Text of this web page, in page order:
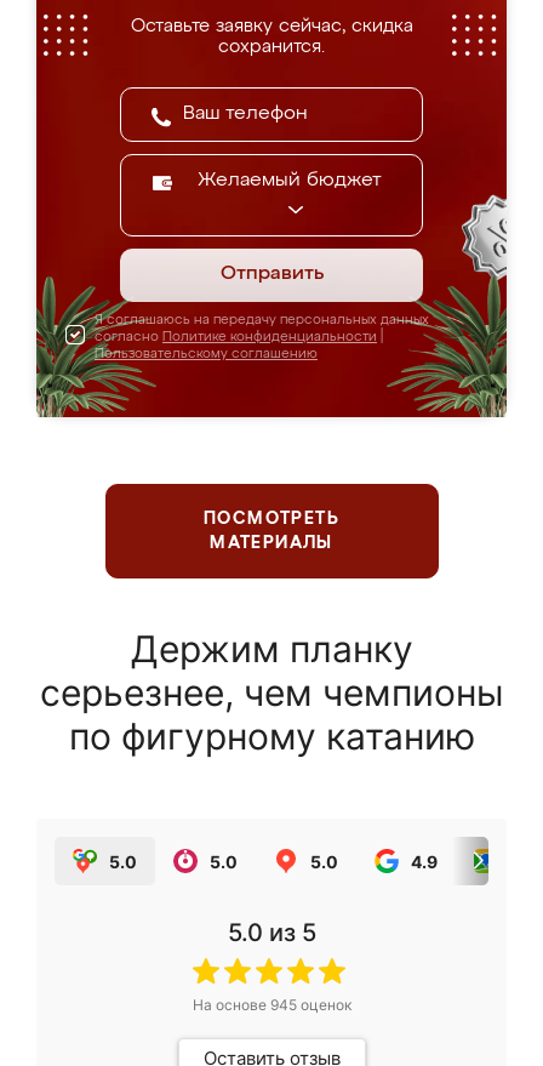
Оставьте заявку сейчас, скидка
сохранится.
Желаемый бюджет
Отправить
Я соглашаюсь на передачу персональных данных
согласно Политике конфиденциальности
Пользовательскому соглашению
ПОСМОТРЕТЬ
МАТЕРИАЛЫ
Держим планку
серьезнее, чем чемпионы
по фигурному катанию
5.0 5.0 5.0 4.9
5.0 из 5
На основе 945оценок
Оставить отзыв